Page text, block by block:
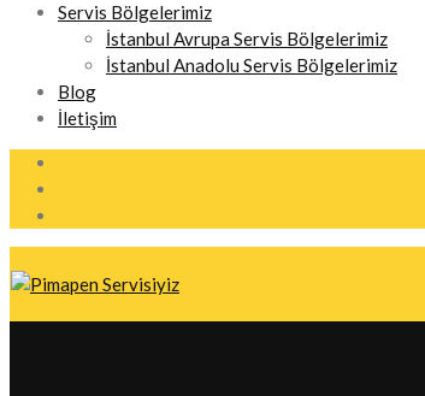
Servis Bölgelerimiz
İstanbul Avrupa Servis Bölgelerimiz
İstanbul Anadolu Servis Bölgelerimiz
Blog
İletişim